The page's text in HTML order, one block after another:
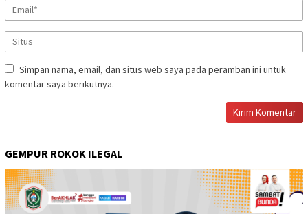
Simpan nama, email, dan situs web saya pada peramban ini untuk
komentar saya berikutnya.
GEMPUR ROKOK ILEGAL